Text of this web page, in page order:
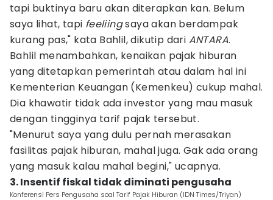
tapi buktinya baru akan diterapkan kan. Belum
saya lihat, tapi feeliingsaya akan berdampak
kurang pas," kata Bahlil, dikutip dari ANTARA.
Bahlil menambahkan, kenaikan pajak hiburan
yang ditetapkan pemerintah atau dalam hal ini
Kementerian Keuangan (Kemenkeu) cukup mahal.
Dia khawatir tidak ada investor yang mau masuk
dengan tingginya tarif pajak tersebut.
"Menurut saya yang dulu pernah merasakan
fasilitas pajak hiburan, mahal juga. Gak ada orang
yang masuk kalau mahal begini," ucapnya.
3. Insentif fiskal tidak diminati pengusaha
Konferensi Pers Pengusaha soal Tarif Pajak Hiburan (IDN Times/Triyan)